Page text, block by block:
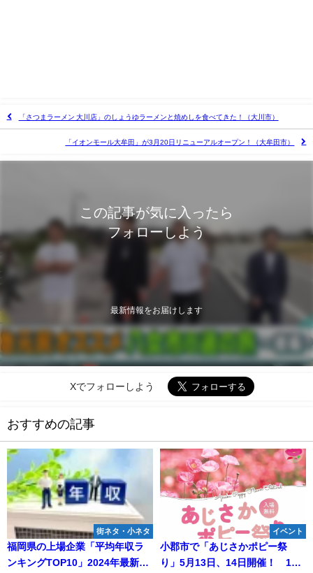
「さつまラーメン 大川店」のしょうゆラーメンと焼めしを食べてきた！（大川市）
「イオンモール大牟田」が3月20日リニューアルオープン！（大牟田市）
この記事が気に入ったら
フォローしよう
最新情報をお届けします
Xでフォローしよう
おすすめの記事
街ネタ・小ネタ
福岡県の上場企業「平均年収ラ
ンキングTOP10」2024年最新調
イベント
小郡市で「あじさかポピー祭
り」5月13日、14日開催！ 100